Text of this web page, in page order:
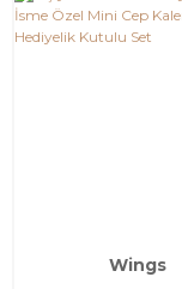
Wings